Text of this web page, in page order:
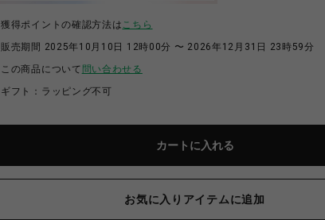
獲得ポイントの確認方法はこちら
販売期間 2025年10月10日 12時00分 〜 2026年12月31日 23時59分
この商品について 問い合わせる
ギフト：ラッピング不可
カートに入れる
お気に入りアイテムに追加